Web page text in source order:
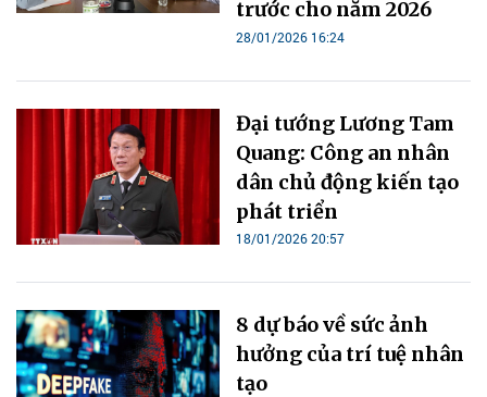
trước cho năm 2026
28/01/2026 16:24
Đại tướng Lương Tam
Quang: Công an nhân
dân chủ động kiến tạo
phát triển
18/01/2026 20:57
8 dự báo về sức ảnh
hưởng của trí tuệ nhân
tạo